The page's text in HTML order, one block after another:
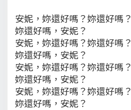
安妮，妳還好嗎？妳還好嗎？
妳還好嗎，安妮？
安妮，妳還好嗎？妳還好嗎？
妳還好嗎，安妮？
安妮，妳還好嗎？妳還好嗎？
妳還好嗎，安妮？
安妮，妳還好嗎？妳還好嗎？
妳還好嗎，安妮？